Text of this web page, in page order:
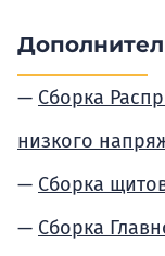
Сборка
низкого
Сборка
Сборка